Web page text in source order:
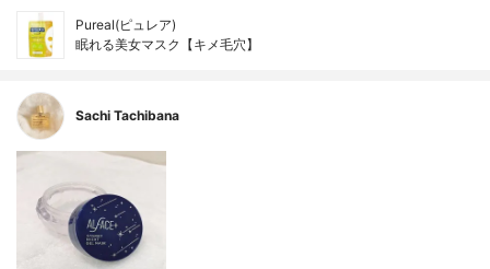
Pureal(ピュレア)
眠れる美女マスク【キメ毛穴】
Sachi Tachibana